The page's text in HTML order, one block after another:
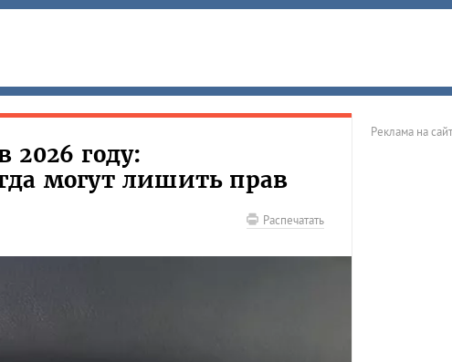
году:
могут лишить прав
Распечатать
Реклама на